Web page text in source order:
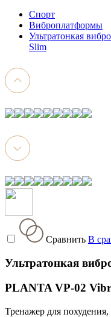
Спорт
Виброплатформы
Ультратонкая
Slim
Сравнить В
Ультратонкая
PLANTA VP-02
Тренажер для